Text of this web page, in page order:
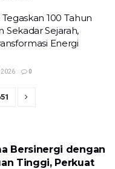
100 Tahun
Sekadar Sejarah,
Energi
2026 0
Bersinergi dengan
Tinggi, Perkuat